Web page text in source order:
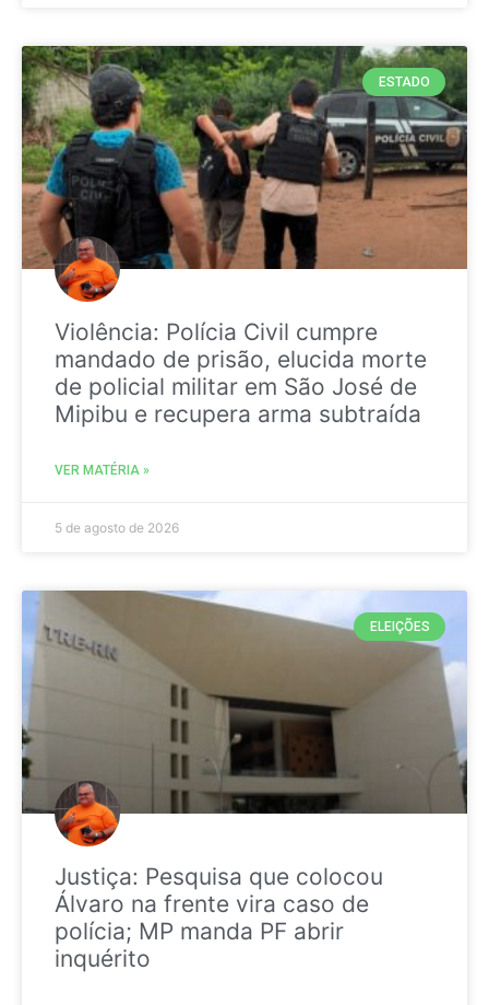
ESTADO
Violência: Polícia Civil cumpre
mandado de prisão, elucida morte
de policial militar em São José de
Mipibu e recupera arma subtraída
VER MATÉRIA »
5 de agosto de 2026
ELEIÇÕES
Justiça: Pesquisa que colocou
Álvaro na frente vira caso de
polícia; MP manda PF abrir
inquérito